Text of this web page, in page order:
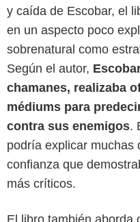
y caída de Escobar, el
en un aspecto poco
sobrenatural como
Según el autor,
chamanes, realizaba
médiums para
contra sus enemigos.
podría explicar muchas
confianza que
más críticos.